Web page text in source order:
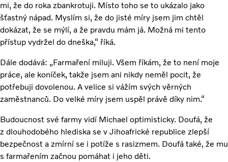
mi, že do roka zbankrotuji. Místo toho se to ukázalo jako
šťastný nápad. Myslím si, že do jisté míry jsem jim chtěl
dokázat, že se mýlí, a že pravdu mám já. Možná mi tento
přístup vydržel do dneška,“ říká.
Dále dodává: „Farmaření miluji. Všem říkám, že to není moje
práce, ale koníček, takže jsem ani nikdy neměl pocit, že
potřebuji dovolenou. A velice si vážím svých věrných
zaměstnanců. Do velké míry jsem uspěl právě díky nim.“
Budoucnost své farmy vidí Michael optimisticky. Doufá, že
z dlouhodobého hlediska se v Jihoafrické republice zlepší
bezpečnost a zmírní se i potíže s rasizmem. Doufá také, že mu
s farmařením začnou pomáhat i jeho děti.